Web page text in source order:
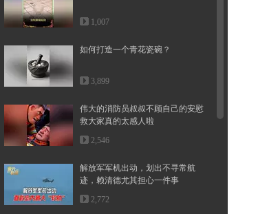
1,007
如何打造一个青花瓷碗？
3,899
伟大的消防员叔叔不顾自己的安慰
救大家真的太感人啦
2,546
解放军军机出动，划出不寻常航
迹，赖清德尤其担心一件事
2,772